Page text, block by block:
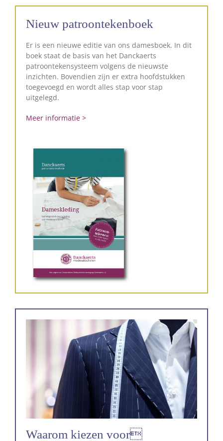
Nieuw patroontekenboek
Er is een nieuwe editie van ons damesboek. In dit
boek staat de basis van het Danckaerts
patroontekensysteem volgens de nieuwste
inzichten. Bovendien zijn er extra hoofdstukken
toegevoegd en wordt alles stap voor stap
uitgelegd.
Meer informatie >
Waarom kiezen voor